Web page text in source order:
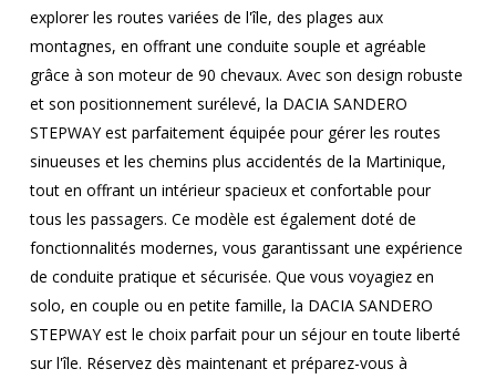
explorer les routes variées de l'île, des plages aux
montagnes, en offrant une conduite souple et agréable
grâce à son moteur de 90 chevaux. Avec son design robuste
et son positionnement surélevé, la DACIA SANDERO
STEPWAY est parfaitement équipée pour gérer les routes
sinueuses et les chemins plus accidentés de la Martinique,
tout en offrant un intérieur spacieux et confortable pour
tous les passagers. Ce modèle est également doté de
fonctionnalités modernes, vous garantissant une expérience
de conduite pratique et sécurisée. Que vous voyagiez en
solo, en couple ou en petite famille, la DACIA SANDERO
STEPWAY est le choix parfait pour un séjour en toute liberté
sur l'île. Réservez dès maintenant et préparez-vous à